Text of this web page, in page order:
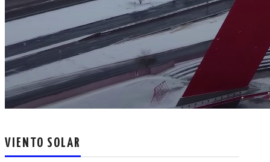
VIENTO SOLAR